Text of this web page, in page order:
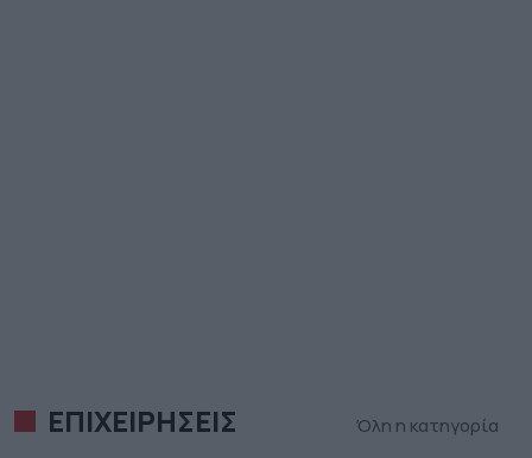
ΕΠΙΧΕΙΡΗΣΕΙΣ Όλη η κατηγορία